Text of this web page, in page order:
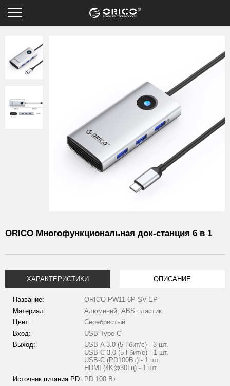
ORICO Многофункциональная док-станция 6 в 1
ХАРАКТЕРИСТИКИ ОПИСАНИЕ
Название:
ORICO-PW11-6P-SV-EP
Материал:
Алюминий, ABS пластик
Цвет:
Серебристый
Вход:
USB Type-C
Выход:
USB-A 3.0 (5 Гбит/с) - 3 шт.
USB-C 3.0 (5 Гбит/с) - 1 шт.
USB-C (PD100Вт) - 1 шт.
HDMI (4K@30Гц) - 1 шт.
Источник питания PD: PD 100 Вт